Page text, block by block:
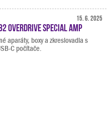
15. 6. 2025
Overdrive Special Amp
aparáty, boxy a zkreslovadla s
C počítače.